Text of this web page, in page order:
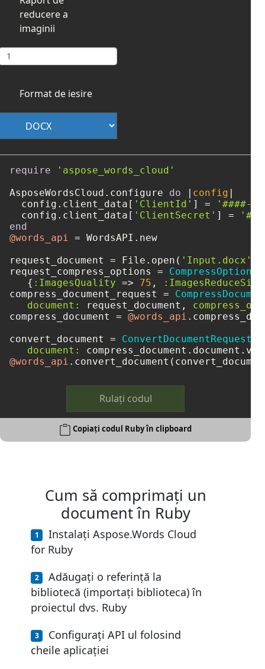
reducere a
imaginii
Format de iesire
require
'aspose_words_cloud'
AsposeWordsCloud.configure do | config |
  config.client_data[
'ClientId' ] =
'####-
  config.client_data[
'ClientSecret' ] =
end
@words_api = WordsAPI.new
request_document = File.open( 'Input.docx'
request_compress_options = CompressOptions
   {
:ImagesQuality => 75 ,
compress_document_request =
document:
request_document,
compress_document = @words_api
convert_document = ConvertDocumentRequest
document:
@words_api
Rulați codul
Copiați codul Ruby în clipboard
Cum să comprimați un
document în Ruby
Instalați Aspose.Words Cloud
for Ruby
Adăugați o referință la
bibliotecă (importați biblioteca) în
proiectul dvs. Ruby
Configurați API ul folosind
cheile aplicației